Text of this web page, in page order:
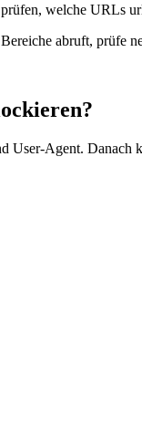
welche URLs
abruft, prüfe
User-Agent. Danach